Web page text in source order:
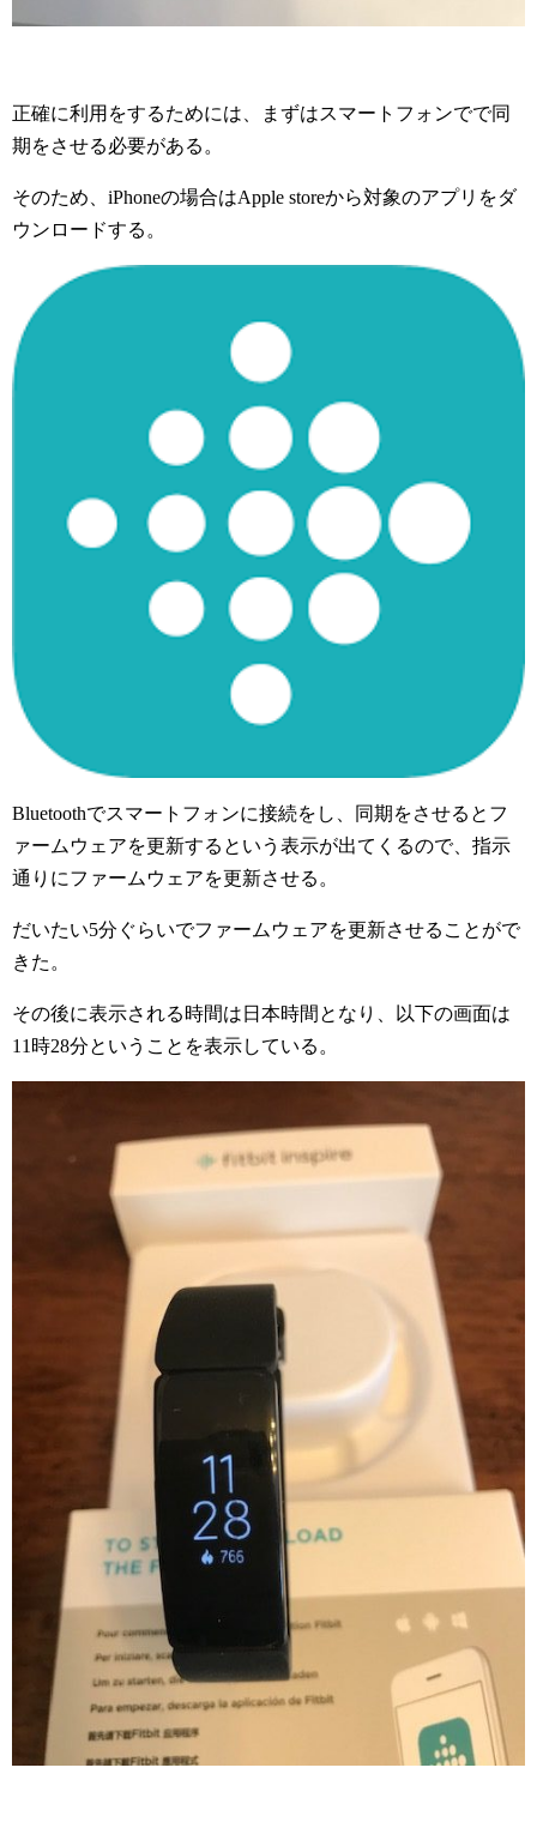
正確に利用をするためには、まずはスマートフォンでで同
期をさせる必要がある。
そのため、iPhoneの場合はApple storeから対象のアプリをダ
ウンロードする。
Bluetoothでスマートフォンに接続をし、同期をさせるとフ
ァームウェアを更新するという表示が出てくるので、指示
通りにファームウェアを更新させる。
だいたい5分ぐらいでファームウェアを更新させることがで
きた。
その後に表示される時間は日本時間となり、以下の画面は
11時28分ということを表示している。